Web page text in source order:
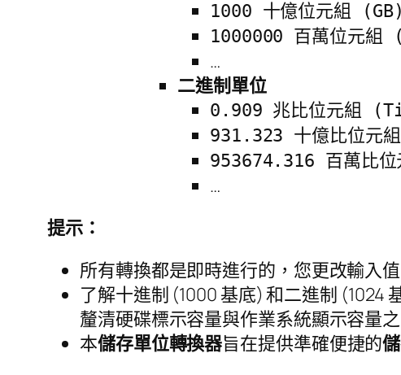
1000 十億位元組 (GB)
1000000 百萬位元組
…
二進制單位
0.909 兆比位元組
931.323 十億比位元
953674.316 百萬比
…
提示：
所有轉換都是即時進行的，您更改輸入
了解十進制 (1000 基底) 和二進制 (1024
釐清硬碟標示容量與作業系統顯示容量
本儲存單位轉換器旨在提供準確便捷的